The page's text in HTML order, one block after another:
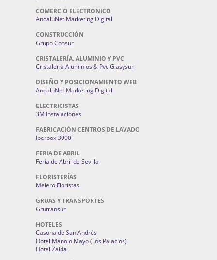
COMERCIO ELECTRONICO
AndaluNet Marketing Digital
CONSTRUCCIÓN
Grupo Consur
CRISTALERÍA, ALUMINIO Y PVC
Cristaleria Aluminios & Pvc Glasysur
DISEÑO Y POSICIONAMIENTO WEB
AndaluNet Marketing Digital
ELECTRICISTAS
3M Instalaciones
FABRICACIÓN CENTROS DE LAVADO
Iberbox 3000
FERIA DE ABRIL
Feria de Abril de Sevilla
FLORISTERÍAS
Melero Floristas
GRUAS Y TRANSPORTES
Grutransur
HOTELES
Casona de San Andrés
Hotel Manolo Mayo (Los Palacios)
Hotel Zaida